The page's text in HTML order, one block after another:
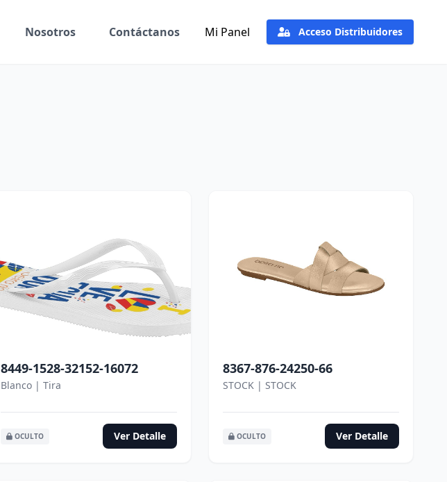
Nosotros Contáctanos Mi Panel Acceso Distribuidores
8449-1528-32152-16072
Blanco | Tira
OCULTO Ver Detalle
8367-876-24250-66
STOCK | STOCK
OCULTO Ver Detalle